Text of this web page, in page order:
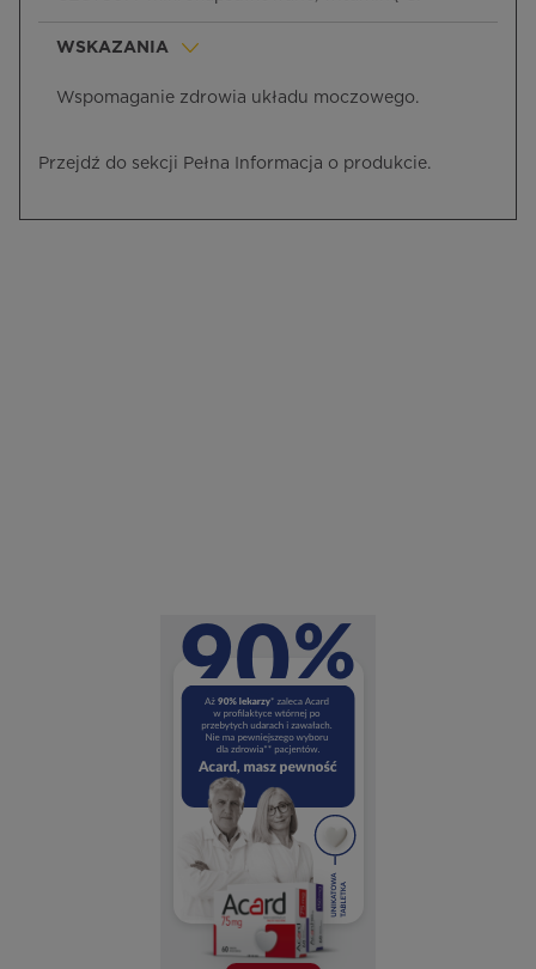
WSKAZANIA
Wspomaganie zdrowia układu moczowego.
Przejdź do sekcji Pełna Informacja o produkcie.